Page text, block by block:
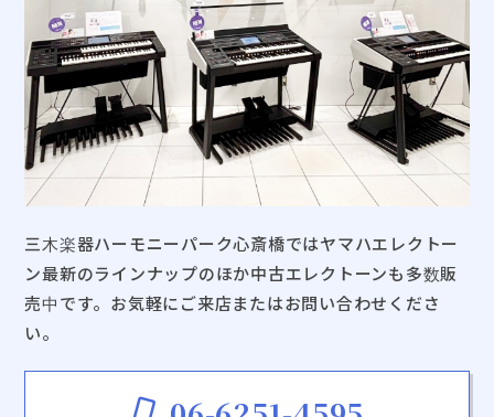
三木楽器ハーモニーパーク心斎橋ではヤマハエレクトー
ン最新のラインナップのほか中古エレクトーンも多数販
売中です。お気軽にご来店またはお問い合わせくださ
い。